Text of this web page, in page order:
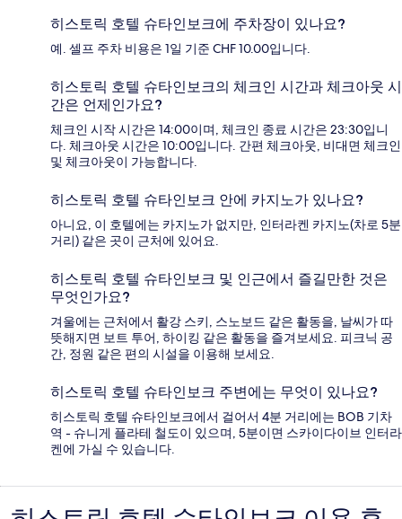
히스토릭 호텔 슈타인보크에 주차장이 있나요?
예. 셀프 주차 비용은 1일 기준 CHF 10.00입니다.
히스토릭 호텔 슈타인보크의 체크인 시간과 체크아웃 시
간은 언제인가요?
체크인 시작 시간은 14:00이며, 체크인 종료 시간은 23:30입니
다. 체크아웃 시간은 10:00입니다. 간편 체크아웃, 비대면 체크인
및 체크아웃이 가능합니다.
히스토릭 호텔 슈타인보크 안에 카지노가 있나요?
아니요, 이 호텔에는 카지노가 없지만, 인터라켄 카지노(차로 5분
거리) 같은 곳이 근처에 있어요.
히스토릭 호텔 슈타인보크 및 인근에서 즐길만한 것은
무엇인가요?
겨울에는 근처에서 활강 스키, 스노보드 같은 활동을, 날씨가 따
뜻해지면 보트 투어, 하이킹 같은 활동을 즐겨보세요. 피크닉 공
간, 정원 같은 편의 시설을 이용해 보세요.
히스토릭 호텔 슈타인보크 주변에는 무엇이 있나요?
히스토릭 호텔 슈타인보크에서 걸어서 4분 거리에는 BOB 기차
역 - 슈니게 플라테 철도이 있으며, 5분이면 스카이다이브 인터라
켄에 가실 수 있습니다.